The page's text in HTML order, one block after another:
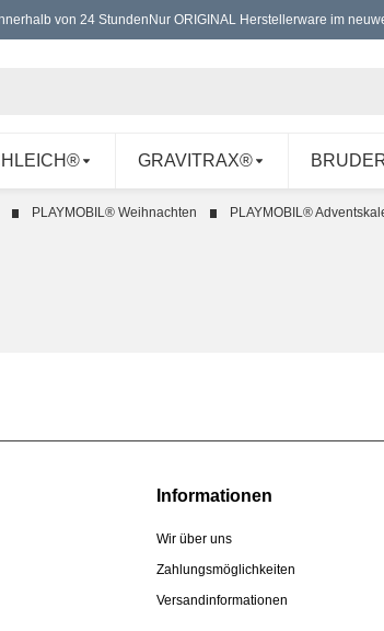
von 24 Stunden Nur ORIGINAL Herstellerware im
GRAVITRAX®
PLAYMOBIL® Weihnachten PLAYMOBIL®
Informationen
Wir über uns
Zahlungsmöglichkeiten
Versandinformationen